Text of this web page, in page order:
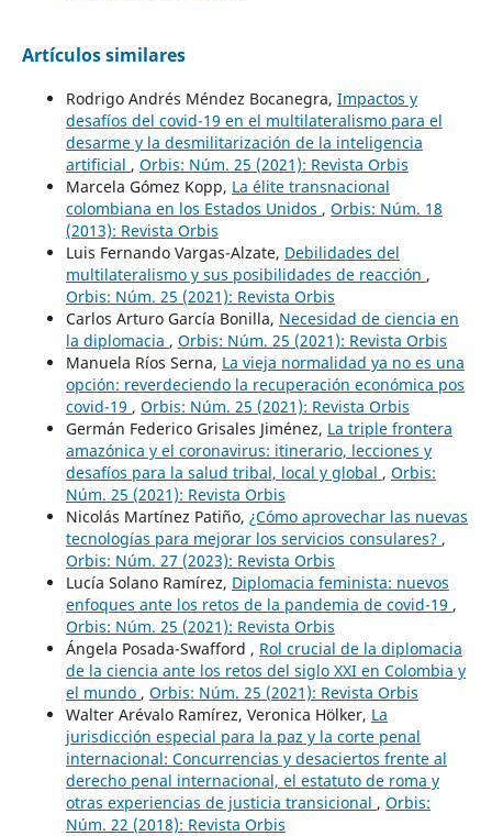
Artículos similares
Rodrigo Andrés Méndez Bocanegra, Impactos y
desafíos del covid-19 en el multilateralismo para el
desarme y la desmilitarización de la inteligencia
artificial , Orbis: Núm. 25 (2021): Revista Orbis
Marcela Gómez Kopp, La élite transnacional
colombiana en los Estados Unidos , Orbis: Núm. 18
(2013): Revista Orbis
Luis Fernando Vargas-Alzate, Debilidades del
multilateralismo y sus posibilidades de reacción ,
Orbis: Núm. 25 (2021): Revista Orbis
Carlos Arturo García Bonilla, Necesidad de ciencia en
la diplomacia , Orbis: Núm. 25 (2021): Revista Orbis
Manuela Ríos Serna, La vieja normalidad ya no es una
opción: reverdeciendo la recuperación económica pos
covid-19 , Orbis: Núm. 25 (2021): Revista Orbis
Germán Federico Grisales Jiménez, La triple frontera
amazónica y el coronavirus: itinerario, lecciones y
desafíos para la salud tribal, local y global , Orbis:
Núm. 25 (2021): Revista Orbis
Nicolás Martínez Patiño, ¿Cómo aprovechar las nuevas
tecnologías para mejorar los servicios consulares? ,
Orbis: Núm. 27 (2023): Revista Orbis
Lucía Solano Ramírez, Diplomacia feminista: nuevos
enfoques ante los retos de la pandemia de covid-19 ,
Orbis: Núm. 25 (2021): Revista Orbis
Ángela Posada-Swafford , Rol crucial de la diplomacia
de la ciencia ante los retos del siglo XXI en Colombia y
el mundo , Orbis: Núm. 25 (2021): Revista Orbis
Walter Arévalo Ramírez, Veronica Hölker, La
jurisdicción especial para la paz y la corte penal
internacional: Concurrencias y desaciertos frente al
derecho penal internacional, el estatuto de roma y
otras experiencias de justicia transicional , Orbis:
Núm. 22 (2018): Revista Orbis